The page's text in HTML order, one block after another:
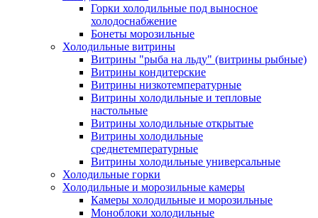
Горки холодильные под выносное
холодоснабжение
Бонеты морозильные
Холодильные витрины
Витрины "рыба на льду" (витрины рыбные)
Витрины кондитерские
Витрины низкотемпературные
Витрины холодильные и тепловые
настольные
Витрины холодильные открытые
Витрины холодильные
среднетемпературные
Витрины холодильные универсальные
Холодильные горки
Холодильные и морозильные камеры
Камеры холодильные и морозильные
Моноблоки холодильные